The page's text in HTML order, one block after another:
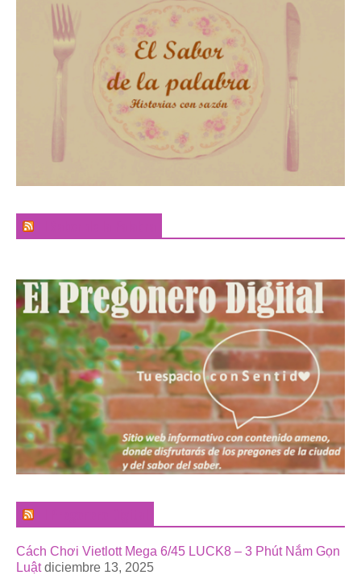
Cách Chơi Vietlott Mega 6/45 LUCK8 – 3 Phút Nắm Gọn
Luật diciembre 13, 2025